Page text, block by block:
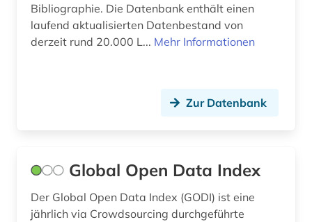
Bibliographie. Die Datenbank enthält einen
laufend aktualisierten Datenbestand von
derzeit rund 20.000 L... Mehr Informationen
Zur Datenbank
Global Open Data Index
Der Global Open Data Index (GODI) ist eine
jährlich via Crowdsourcing durchgeführte